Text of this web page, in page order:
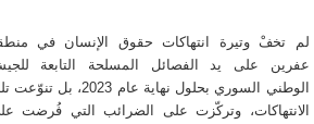
لم تخفْ وتيرة انتهاكات حقوق الإنسان في
عفرين على يد الفصائل المسلحة التابعة
الوطني السوري بحلول نهاية عام 2023، بل
الانتهاكات، وتركّزت على الضرائب التي فُرضت